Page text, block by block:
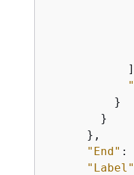
          }
        }
      },
"End" :
"Label"